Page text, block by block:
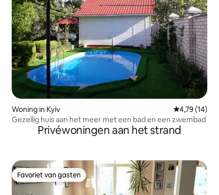
Woning in Kyiv Gemiddelde
4,79 (14)
Gezellig huis aan het meer met een bad en een zwembad
Privéwoningen aan het strand
Favoriet van gasten
Favoriet van gasten